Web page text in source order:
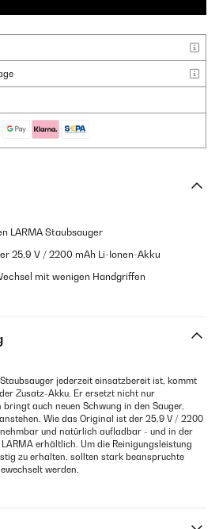
LARMA Staubsauger
25,9 V / 2200 mAh Li-Ionen-Akku
mit wenigen Handgriffen
jederzeit einsatzbereit ist, kommt
Zusatz-Akku. Er ersetzt nicht nur
bringt auch neuen Schwung in den Sauger,
Wie das Original ist der 25,9 V / 2200
und natürlich aufladbar - und in der
erhältlich. Um die Reinigungsleistung
zu erhalten, sollten stark beanspruchte
werden.